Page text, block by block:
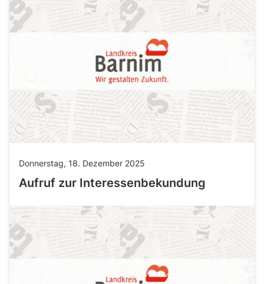
Donnerstag, 18. Dezember 2025
Aufruf zur Interessenbekundung